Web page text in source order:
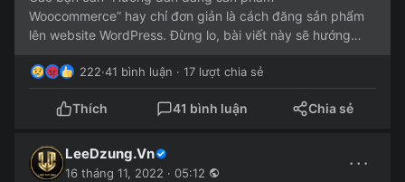
Woocommerce” hay chỉ đơn giản là cách đăng sản phẩm
lên website WordPress. Đừng lo, bài viết này sẽ hướng
222·41 bình luận · 17 lượt chia sẻ
Thích 41 bình luận Chia sẻ
LeeDzung.Vn
16 tháng 11, 2022 · 05:12 ···